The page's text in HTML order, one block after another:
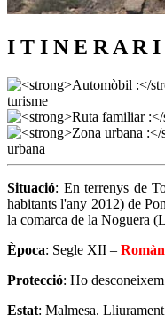
I T I N E R A R I
Situació: En terrenys de
habitants l'any 2012) de
la comarca de la Noguera
Època: Segle XII –
Protecció: Ho
Estat: Malmesa.